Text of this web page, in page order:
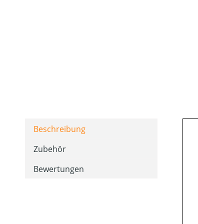
Beschreibung
Zubehör
Bewertungen